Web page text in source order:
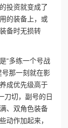
投资就变成了
的装备上，或
备时无损转
“多练一个号战
号那一刻就在影
成优先级高于
刀切，副号的日
、双角色装备
作加起来，